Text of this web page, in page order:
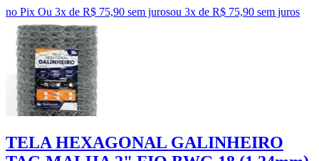
no Pix Ou 3x de R$ 75,90 sem jurosou 3x de R$ 75,90 sem juros
TELA HEXAGONAL GALINHEIRO